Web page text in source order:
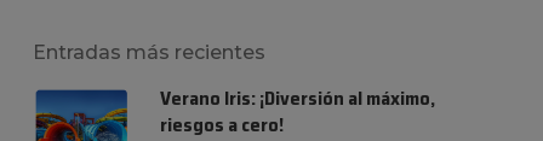
Entradas más recientes
Verano Iris: ¡Diversión al máximo,
riesgos a cero!